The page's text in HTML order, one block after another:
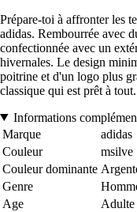
Prépare-toi à affronter les
adidas. Rembourrée avec
confectionnée avec un
hivernales. Le design
poitrine et d'un logo plus
classique qui est prêt à tout.
Informations
Marque
adidas
Couleur
msilve
Couleur dominante
Genre
Age
Adulte